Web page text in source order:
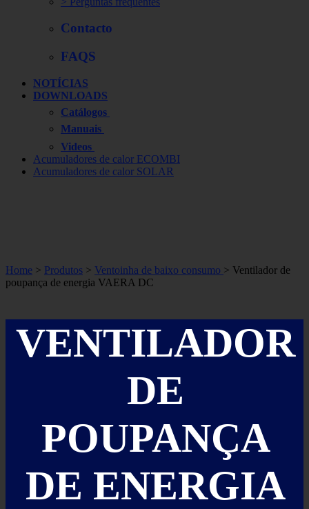
Contacto
FAQS
NOTÍCIAS
DOWNLOADS
Catálogos
Manuais
Videos
Acumuladores de calor ECOMBI
Acumuladores de calor SOLAR
Home > Produtos > Ventoinha de baixo consumo > Ventilador de
poupança de energia VAERA DC
VENTILADOR
DE
POUPANÇA
DE ENERGIA